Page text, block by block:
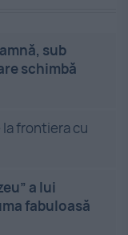
sub
schimbă
frontiera cu
a lui
fabuloasă